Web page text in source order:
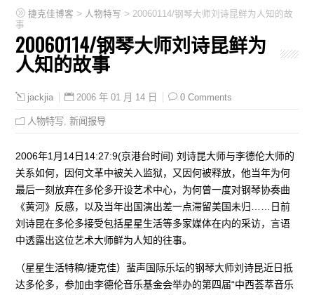
捷克佳博客 > 人物特写 > 20060114/钢琴大师刘诗昆鲜为人知的故
事
20060114/钢琴大师刘诗昆鲜为
人知的故事
jackjia 2006 年 01 月 14 日 0 Comments
人物特写 ,新闻报导
2006年1月14日14:27:9(京港台时间) 刘诗昆大师与李德伦大师的
关系如何，因何文革中被关入监狱，又因何被释放，他当年为何
最后一刻放弃在多伦多开设艺术中心，为何曾一度对钢琴协奏曲
《黄河》反感，以及当年出国演出差一点滞留美国未归……日前
刘诗昆在多伦多接受包括星星生活等多家媒体在内的采访，言语
中透露出这位艺术大师鲜为人知的往事。
（星星生活特稿/捷克佳）蜚声国际乐坛的钢琴大师刘诗昆近日抵
达多伦多，参加由李德伦音乐基金会举办的第四届“中西荟萃音乐